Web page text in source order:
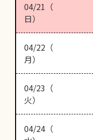
04/21（
日）
04/22（
月）
04/23（
火）
04/24（